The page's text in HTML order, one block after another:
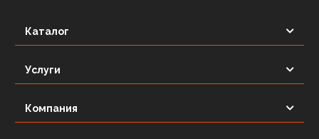
Каталог
Услуги
Компания